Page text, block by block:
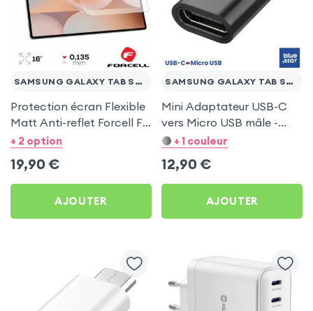
SAMSUNG GALAXY TAB S2 9.7
Protection écran Flexible
Matt Anti-reflet Forcell F-
Protect pour Samsung
+ 2 option
19,90 €
AJOUTER
SAMSUNG GALAXY TAB S2 9.7
Mini Adaptateur USB-C
vers Micro USB mâle -
Noir pour Samsung
+ 1 couleur
12,90 €
AJOUTER